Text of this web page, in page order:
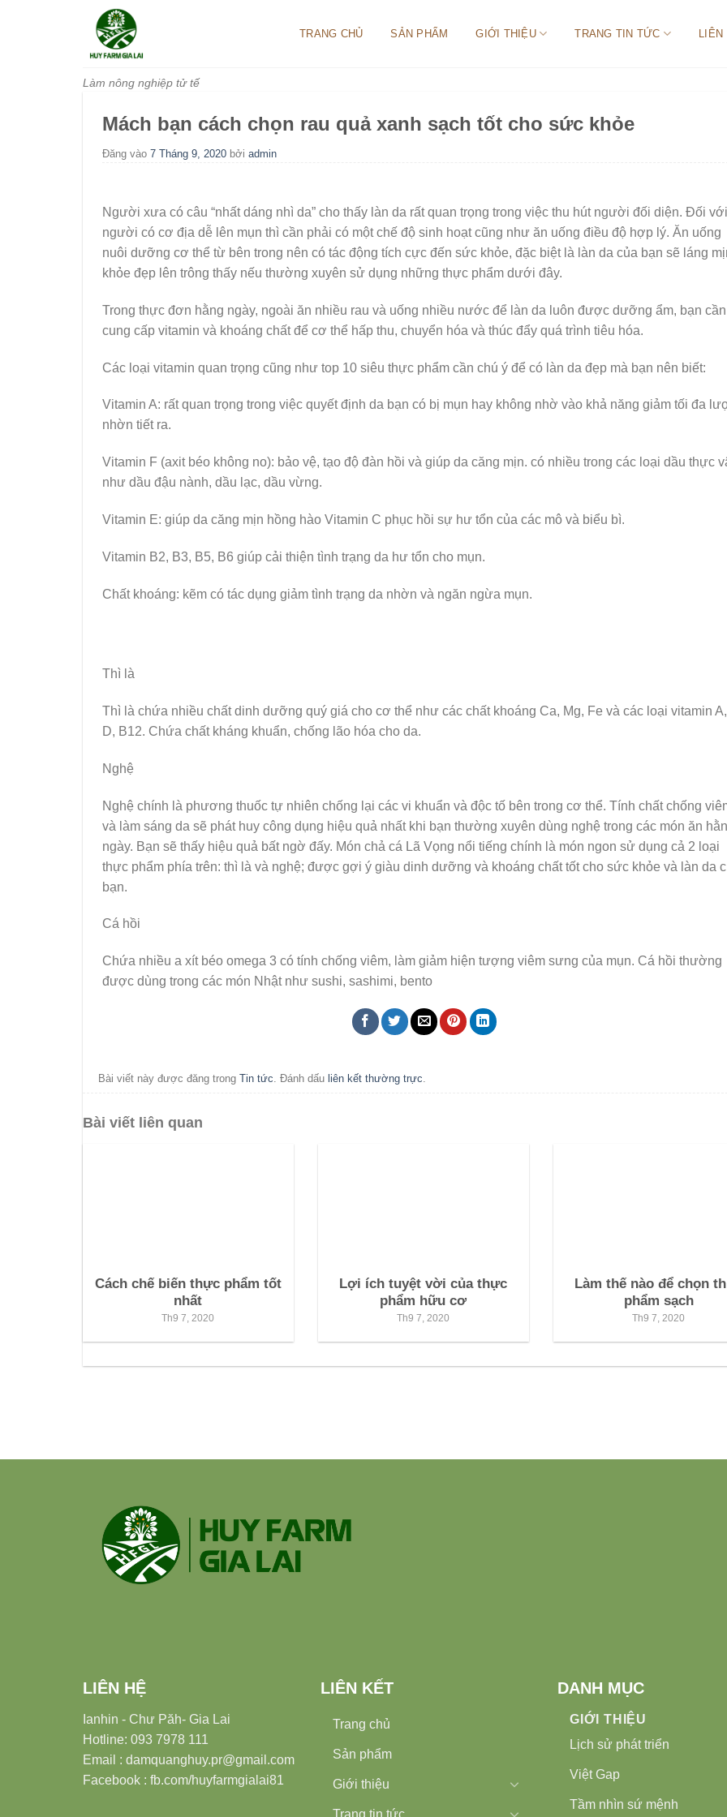
Làm nông nghiệp tử tế
TRANG CHỦ SẢN PHẨM GIỚI THIỆU TRANG TIN TỨC LIÊN
Mách bạn cách chọn rau quả xanh sạch tốt cho sức khỏe
Đăng vào 7 Tháng 9, 2020 bởi admin
Người xưa có câu “nhất dáng nhì da” cho thấy làn da rất quan trọng trong việc thu hút người đối diện. Đối với
người có cơ địa dễ lên mụn thì cần phải có một chế độ sinh hoạt cũng như ăn uống điều độ hợp lý. Ăn uống
nuôi dưỡng cơ thể từ bên trong nên có tác động tích cực đến sức khỏe, đặc biệt là làn da của bạn sẽ láng
khỏe đẹp lên trông thấy nếu thường xuyên sử dụng những thực phẩm dưới đây.
Trong thực đơn hằng ngày, ngoài ăn nhiều rau và uống nhiều nước để làn da luôn được dưỡng ẩm, bạn cần
cung cấp vitamin và khoáng chất để cơ thể hấp thu, chuyển hóa và thúc đẩy quá trình tiêu hóa.
Các loại vitamin quan trọng cũng như top 10 siêu thực phẩm cần chú ý để có làn da đẹp mà bạn nên biết:
Vitamin A: rất quan trọng trong việc quyết định da bạn có bị mụn hay không nhờ vào khả năng giảm tối đa
nhờn tiết ra.
Vitamin F (axit béo không no): bảo vệ, tạo độ đàn hồi và giúp da căng mịn. có nhiều trong các loại dầu thực
như dầu đậu nành, dầu lạc, dầu vừng.
Vitamin E: giúp da căng mịn hồng hào Vitamin C phục hồi sự hư tổn của các mô và biểu bì.
Vitamin B2, B3, B5, B6 giúp cải thiện tình trạng da hư tổn cho mụn.
Chất khoáng: kẽm có tác dụng giảm tình trạng da nhờn và ngăn ngừa mụn.
Thì là
Thì là chứa nhiều chất dinh dưỡng quý giá cho cơ thể như các chất khoáng Ca, Mg, Fe và các loại vitamin
D, B12. Chứa chất kháng khuẩn, chống lão hóa cho da.
Nghệ
Nghệ chính là phương thuốc tự nhiên chống lại các vi khuẩn và độc tố bên trong cơ thể. Tính chất chống
và làm sáng da sẽ phát huy công dụng hiệu quả nhất khi bạn thường xuyên dùng nghệ trong các món ăn
ngày. Bạn sẽ thấy hiệu quả bất ngờ đấy. Món chả cá Lã Vọng nổi tiếng chính là món ngon sử dụng cả 2 loại
thực phẩm phía trên: thì là và nghệ; được gợi ý giàu dinh dưỡng và khoáng chất tốt cho sức khỏe và làn da
bạn.
Cá hồi
Chứa nhiều a xít béo omega 3 có tính chống viêm, làm giảm hiện tượng viêm sưng của mụn. Cá hồi thường
được dùng trong các món Nhật như sushi, sashimi, bento
Bài viết này được đăng trongTin tức . Đánh dấuliên kết thường trực
Bài viết liên quan
Cách chế biến thực phẩm tốt
nhất
Th9 7, 2020
Lợi ích tuyệt vời của thực
phẩm hữu cơ
Th9 7, 2020
Làm thế nào để chọn
phẩm sạch
Th9 7, 2020
LIÊN HỆ
Ianhin - Chư Păh- Gia Lai
Hotline: 093 7978 111
Email : damquanghuy.pr@gmail.com
Facebook : fb.com/huyfarmgialai81
LIÊN KẾT
Trang chủ
Sản phẩm
Giới thiệu
Trang tin tức
DANH MỤC
GIỚI THIỆU
Lịch sử phát triển
Việt Gap
Tầm nhìn sứ mệnh